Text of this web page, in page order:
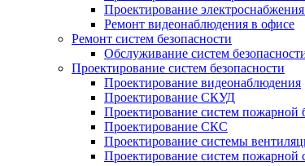
Проектирование
Ремонт видеонаблюдения в офисе
Ремонт систем безопасности
Обслуживание систем
Проектирование систем безопасности
Проектирование видеонаблюдения
Проектирование СКУД
Проектирование систем пожарной
Проектирование СКС
Проектирование системы
Проектирование систем пожарной